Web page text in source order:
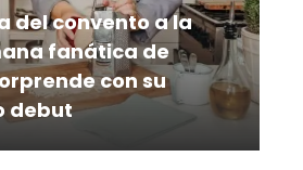
del convento a la
fanática de
con su
debut